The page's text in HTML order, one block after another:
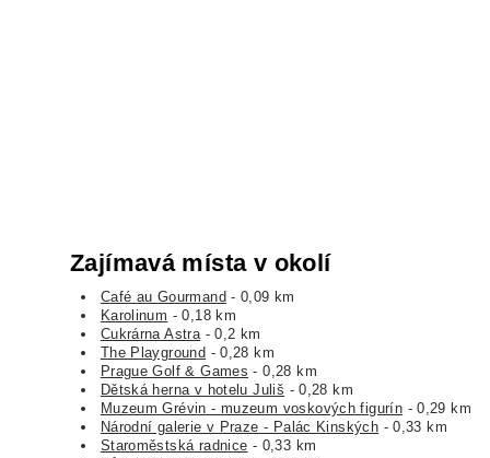
Zajímavá místa v okolí
Café au Gourmand- 0,09 km
Karolinum - 0,18 km
Cukrárna Astra - 0,2 km
The Playground - 0,28 km
Prague Golf & Games - 0,28 km
Dětská herna v hotelu Juliš - 0,28 km
Muzeum Grévin - muzeum voskových figurín - 0,29 km
Národní galerie v Praze - Palác Kinských - 0,33 km
Staroměstská radnice - 0,33 km